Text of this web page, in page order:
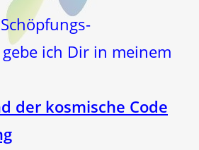
ich Dir in meinem
der kosmische Code